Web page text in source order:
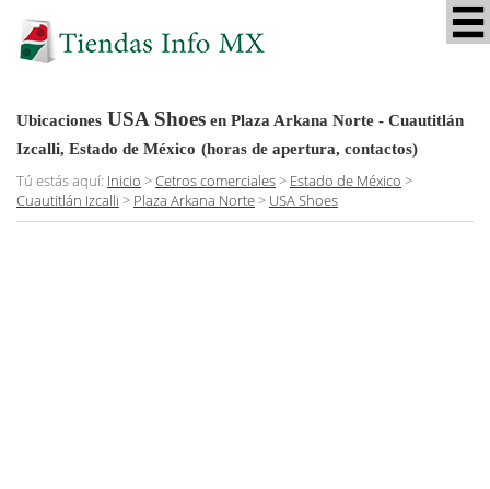
Ubicaciones USA Shoes en Plaza Arkana Norte - Cuautitlán
Izcalli, Estado de México (horas de apertura, contactos)
Tú estás aquí: Inicio >Cetros comerciales> Estado de México >
Cuautitlán Izcalli > Plaza Arkana Norte> USA Shoes